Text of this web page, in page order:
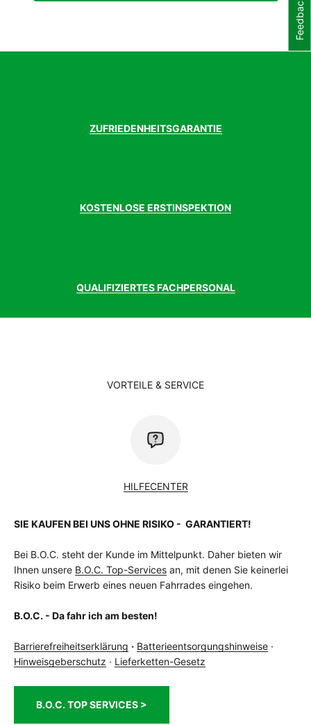
ZUFRIEDENHEITSGARANTIE
KOSTENLOSE ERSTINSPEKTION
QUALIFIZIERTES FACHPERSONAL
VORTEILE & SERVICE
HILFECENTER
SIE KAUFEN BEI UNS OHNE RISIKO - GARANTIERT!
Bei B.O.C. steht der Kunde im Mittelpunkt. Daher bieten wir
Ihnen unsere B.O.C. Top-Services an, mit denen Sie keinerlei
Risiko beim Erwerb eines neuen Fahrrades eingehen.
B.O.C. - Da fahr ich am besten!
Barrierefreiheitserklärung · Batterieentsorgungshinweise ·
Hinweisgeberschutz · Lieferketten-Gesetz
B.O.C. TOP SERVICES >
Feedback